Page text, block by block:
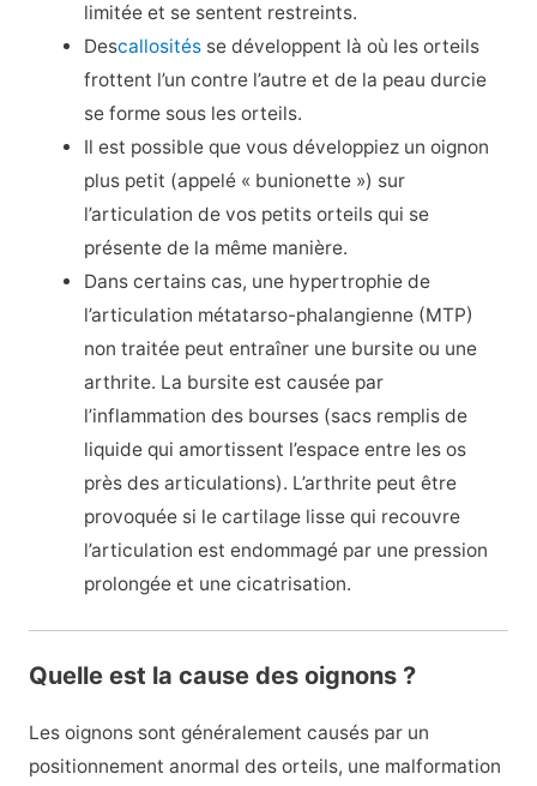
limitée et se sentent restreints.
Descallosités se développent là où les orteils
frottent l’un contre l’autre et de la peau durcie
se forme sous les orteils.
Il est possible que vous développiez un oignon
plus petit (appelé « bunionette ») sur
l’articulation de vos petits orteils qui se
présente de la même manière.
Dans certains cas, une hypertrophie de
l’articulation métatarso-phalangienne (MTP)
non traitée peut entraîner une bursite ou une
arthrite. La bursite est causée par
l’inflammation des bourses (sacs remplis de
liquide qui amortissent l’espace entre les os
près des articulations). L’arthrite peut être
provoquée si le cartilage lisse qui recouvre
l’articulation est endommagé par une pression
prolongée et une cicatrisation.
Quelle est la cause des oignons ?
Les oignons sont généralement causés par un
positionnement anormal des orteils, une malformation